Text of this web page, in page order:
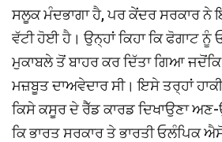
ਸਲੂਕ ਮੰਦਭਾਗਾ ਹੈ, ਪਰ ਕੇਂਦਰ ਸਰਕਾਰ ਨੇ
ਵੱਟੀ ਹੋਈ ਹੈ। ਉਨ੍ਹਾਂ ਕਿਹਾ ਕਿ ਫੋਗਾਟ
ਮੁਕਾਬਲੇ ਤੋਂ ਬਾਹਰ ਕਰ ਦਿੱਤਾ ਗਿਆ
ਮਜ਼ਬੂਤ ਦਾਅਵੇਦਾਰ ਸੀ। ਇਸੇ ਤਰ੍ਹਾਂ
ਕਿਸੇ ਕਸੂਰ ਦੇ ਰੈੱਡ ਕਾਰਡ ਦਿਖਾਉਣਾ ਅਣ-
ਕਿ ਭਾਰਤ ਸਰਕਾਰ ਤੇ ਭਾਰਤੀ ਓਲੰਪਿਕ